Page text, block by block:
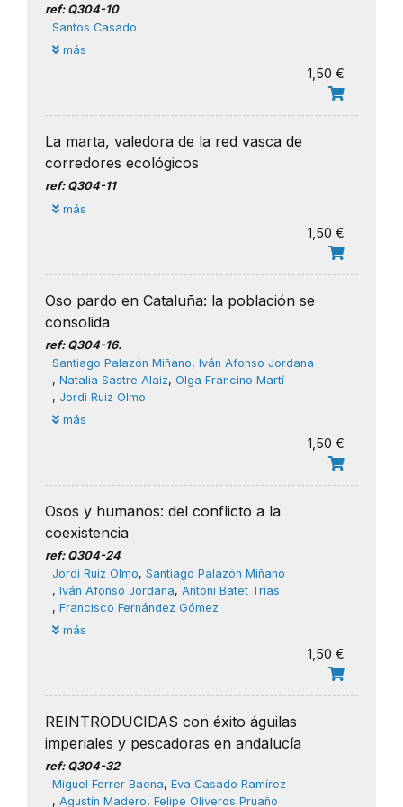
ref: Q304-10
Santos Casado
más
1,50 €
La marta, valedora de la red vasca de
corredores ecológicos
ref: Q304-11
más
1,50 €
Oso pardo en Cataluña: la población se
consolida
ref: Q304-16.
Santiago Palazón Miñano, Iván Afonso Jordana
, Natalia Sastre Alaiz, Olga Francino Martí
, Jordi Ruiz Olmo
más
1,50 €
Osos y humanos: del conflicto a la
coexistencia
ref: Q304-24
Jordi Ruiz Olmo, Santiago Palazón Miñano
, Iván Afonso Jordana, Antoni Batet Trías
, Francisco Fernández Gómez
más
1,50 €
REINTRODUCIDAS con éxito águilas
imperiales y pescadoras en andalucía
ref: Q304-32
Miguel Ferrer Baena, Eva Casado Ramírez
, Agustín Madero, ​Felipe Oliveros Pruaño